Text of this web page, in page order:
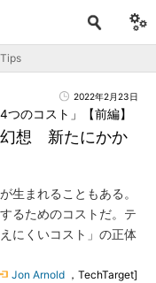
2022年2月23日
幻想 新たにかか
のコスト」【前編】
生まれることもある。
るためのコストだ。テ
にくいコスト」の正体
Jon Arnold ，TechTarget]